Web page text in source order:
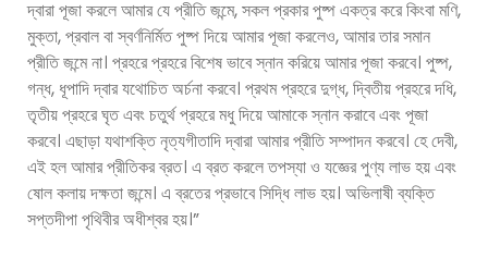
দ্বারা পূজা করলে আমার যে প্রীতি জন্মে, সকল প্রকার পুষ্প একত্র করে কিংবা মণি,
মুক্তা, প্রবাল বা স্বর্ণনির্মিত পুষ্প দিয়ে আমার পূজা করলেও, আমার তার সমান
প্রীতি জন্মে না। প্রহরে প্রহরে বিশেষ ভাবে স্নান করিয়ে আমার পূজা করবে। পুষ্প,
গন্ধ, ধূপাদি দ্বার যথোচিত অর্চনা করবে। প্রথম প্রহরে দুগ্ধ, দ্বিতীয় প্রহরে দধি,
তৃতীয় প্রহরে ঘৃত এবং চতুর্থ প্রহরে মধু দিয়ে আমাকে স্নান করাবে এবং পূজা
করবে। এছাড়া যথাশক্তি নৃত্যগীতাদি দ্বারা আমার প্রীতি সম্পাদন করবে। হে দেবী,
এই হল আমার প্রীতিকর ব্রত। এ ব্রত করলে তপস্যা ও যজ্ঞের পুণ্য লাভ হয় এবং
ষোল কলায় দক্ষতা জন্মে। এ ব্রতের প্রভাবে সিদ্ধি লাভ হয়। অভিলাষী ব্যক্তি
সপ্তদীপা পৃথিবীর অধীশ্বর হয়।”